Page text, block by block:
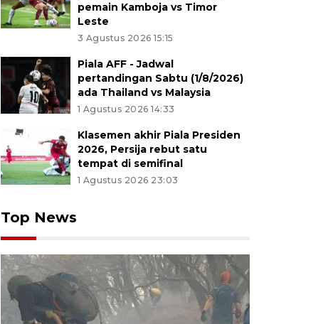
pemain Kamboja vs Timor
Leste
3 Agustus 2026 15:15
Piala AFF - Jadwal
pertandingan Sabtu (1/8/2026)
ada Thailand vs Malaysia
1 Agustus 2026 14:33
Klasemen akhir Piala Presiden
2026, Persija rebut satu
tempat di semifinal
1 Agustus 2026 23:03
Top News